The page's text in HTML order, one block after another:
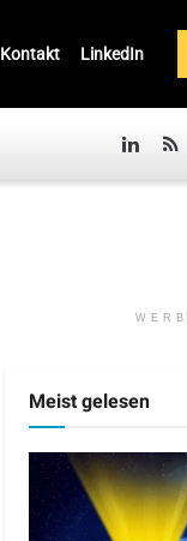
Kontakt LinkedIn
Meist gelesen